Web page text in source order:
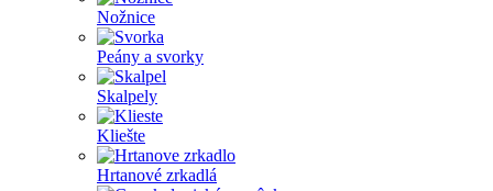
Nožnice
Peány a svorky
Skalpely
Kliešte
Hrtanové zrkadlá